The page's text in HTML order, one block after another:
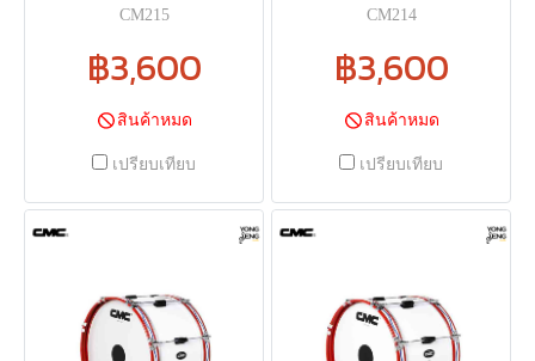
CM215
฿3,600
สินค้าหมด
เปรียบเทียบ
CM214
฿3,600
สินค้าหมด
เปรียบเทียบ